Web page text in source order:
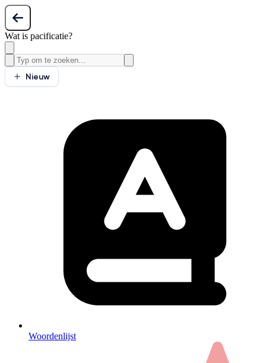
Wat is pacificatie?
Nieuw
Woordenlijst